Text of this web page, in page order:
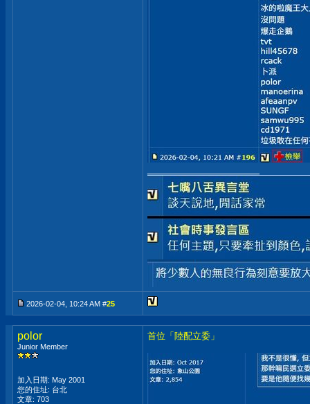
2026-02-04, 10:24 AM #25
polor
Junior Member
加入日期: May 2001
您的住址: 台北
文章: 703
首位「陸配立委」